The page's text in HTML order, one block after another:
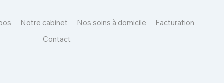
Notre cabinet Nos soins à domicile
Facturation
Contact